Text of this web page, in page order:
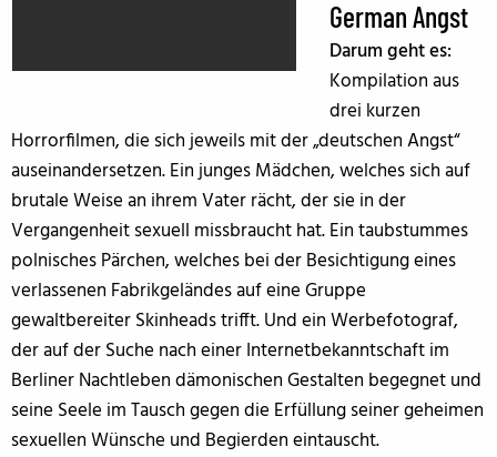
German Angst
Darum geht es:
Kompilation aus
drei kurzen
Horrorfilmen, die sich jeweils mit der „deutschen Angst“
auseinandersetzen. Ein junges Mädchen, welches sich auf
brutale Weise an ihrem Vater rächt, der sie in der
Vergangenheit sexuell missbraucht hat. Ein taubstummes
polnisches Pärchen, welches bei der Besichtigung eines
verlassenen Fabrikgeländes auf eine Gruppe
gewaltbereiter Skinheads trifft. Und ein Werbefotograf,
der auf der Suche nach einer Internetbekanntschaft im
Berliner Nachtleben dämonischen Gestalten begegnet und
seine Seele im Tausch gegen die Erfüllung seiner geheimen
sexuellen Wünsche und Begierden eintauscht.